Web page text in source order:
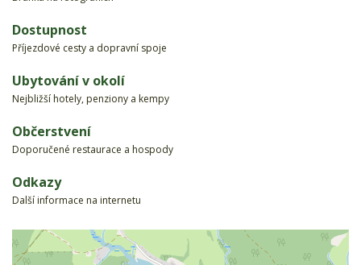
Dostupnost
Příjezdové cesty a dopravní spoje
Ubytování v okolí
Nejbližší hotely, penziony a kempy
Občerstvení
Doporučené restaurace a hospody
Odkazy
Další informace na internetu